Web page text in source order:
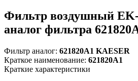
Фильтр воздушный
аналог фильтра
Фильтр аналог: 621820A1 KAESER
Краткое наименование: 621820A1
Краткие характеристики